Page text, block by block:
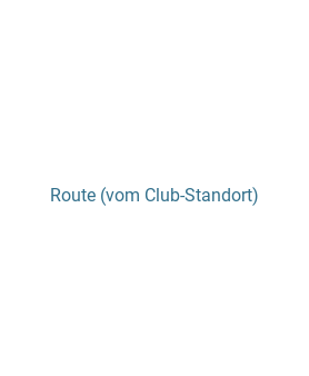
Route (vom Club-Standort)